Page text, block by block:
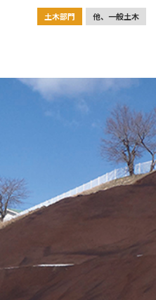
土木部門 他、一般土木